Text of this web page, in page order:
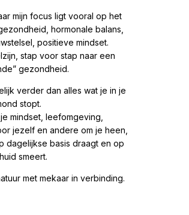
mijn focus ligt vooral op het
hormonale balans,
positieve mindset.
stap voor stap naar een
gezondheid.
verder dan alles wat je in je
stopt.
mindset, leefomgeving,
jezelf en andere om je heen,
dagelijkse basis draagt en op
smeert.
met mekaar in verbinding.